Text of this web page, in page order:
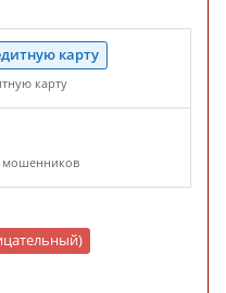
карту
карту
мошенников